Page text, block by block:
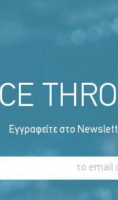
Εγγραφείτε στο